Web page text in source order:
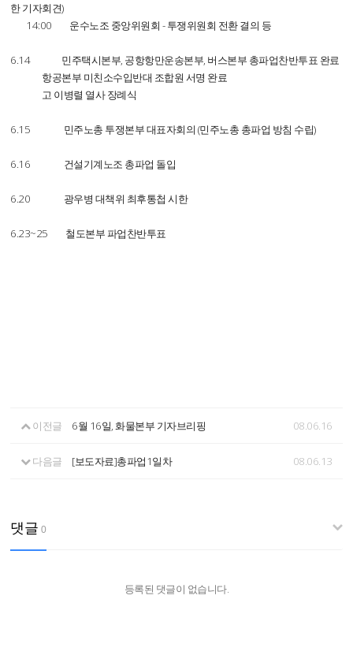
한 기자회견)
14:00 운수노조 중앙위원회 - 투쟁위원회 전환 결의 등
6.14 민주택시본부, 공항항만운송본부, 버스본부 총파업찬반투표 완료
항공본부 미친소수입반대 조합원 서명 완료
고 이병렬 열사 장례식
6.15 민주노총 투쟁본부 대표자회의 (민주노총 총파업 방침 수립)
6.16 건설기계노조 총파업 돌입
6.20 광우병 대책위 최후통첩 시한
6.23~25 철도본부 파업찬반투표
이전글 6월 16일, 화물본부 기자브리핑 08.06.16
다음글 [보도자료]총파업1일차 08.06.13
댓글 0
등록된 댓글이 없습니다.